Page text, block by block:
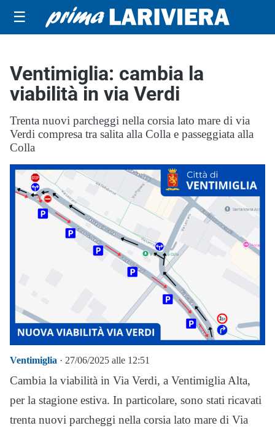
☰
Ventimiglia: cambia la
viabilità in via Verdi
Trenta nuovi parcheggi nella corsia lato mare di via
Verdi compresa tra salita alla Colla e passeggiata alla
Colla
Ventimiglia · 27/06/2025 alle 12:51
Cambia la viabilità in Via Verdi, a Ventimiglia Alta,
per la stagione estiva. In particolare, sono stati ricavati
trenta nuovi parcheggi nella corsia lato mare di Via